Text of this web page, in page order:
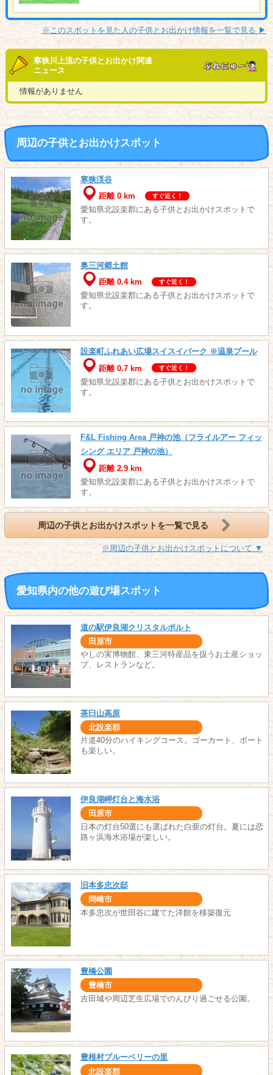
※このスポットを見た人の子供とお出かけ情報を一覧で見る ▶︎
寒狭川上流の子供とお出かけ関連
ニュース
情報がありません
周辺の子供とお出かけスポット
寒狭渓谷
距離 0 km
すぐ近く！
愛知県北設楽郡にある子供とお出かけスポットで
す。
奥三河郷土館
距離 0.4 km
すぐ近く！
愛知県北設楽郡にある子供とお出かけスポットで
す。
設楽町ふれあい広場スイスイパーク ※温泉プール
距離 0.7 km
すぐ近く！
愛知県北設楽郡にある子供とお出かけスポットで
す。
F&L Fishing Area 戸神の池（フライルアー フィッ
シング エリア 戸神の池）
距離 2.9 km
愛知県北設楽郡にある子供とお出かけスポットで
す。
周辺の子供とお出かけスポットを一覧で見る
※周辺の子供とお出かけスポットについて ▼
愛知県内の他の遊び場スポット
道の駅伊良湖クリスタルポルト
田原市
やしの実博物館、東三河特産品を扱うお土産ショッ
プ、レストランなど。
茶臼山高原
北設楽郡
片道40分のハイキングコース。ゴーカート、ボート
も楽しい。
伊良湖岬灯台と海水浴
田原市
日本の灯台50選にも選ばれた白亜の灯台。夏には恋
路ヶ浜海水浴場が楽しい。
旧本多忠次邸
岡崎市
本多忠次が世田谷に建てた洋館を移築復元
豊橋公園
豊橋市
吉田城や周辺芝生広場でのんびり過ごせる公園。
豊根村ブルーベリーの里
北設楽郡